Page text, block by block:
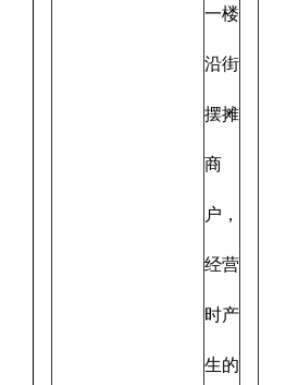
一楼
沿街
摆摊
商
户，
经营
时产
生的